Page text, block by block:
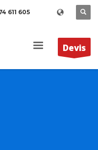
611 605
Devis